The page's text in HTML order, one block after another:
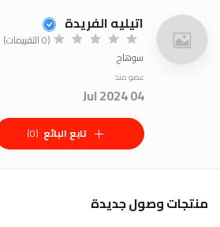
اتيليه الفريدة
(0 التقييمات)
سوهاج
عضو منذ
04 Jul 2024
تابع البائع (0)
منتجات وصول جديدة